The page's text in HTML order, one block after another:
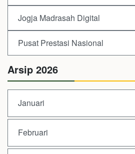
Jogja Madrasah Digital
Pusat Prestasi Nasional
Arsip 2026
Januari
Februari